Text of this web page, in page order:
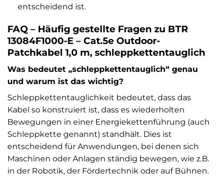
entscheidend ist.
FAQ – Häufig gestellte Fragen zu BTR
13084F1000-E – Cat.5e Outdoor-
Patchkabel 1,0 m, schleppkettentauglich
Was bedeutet „schleppkettentauglich“ genau
und warum ist das wichtig?
Schleppkettentauglichkeit bedeutet, dass das
Kabel so konstruiert ist, dass es wiederholten
Bewegungen in einer Energiekettenführung (auch
Schleppkette genannt) standhält. Dies ist
entscheidend für Anwendungen, bei denen sich
Maschinen oder Anlagen ständig bewegen, wie z.B.
in der Robotik, der Fördertechnik oder auf Bühnen.